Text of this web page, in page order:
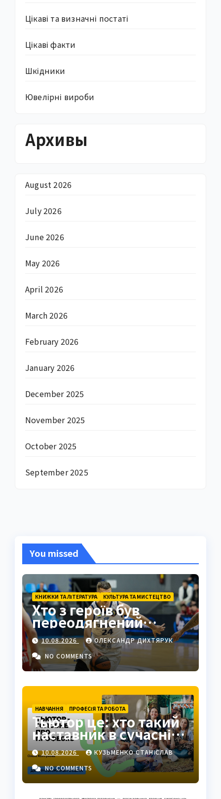
Цікаві та визначні постаті
Цікаві факти
Шкідники
Ювелірні вироби
Архивы
August 2026
July 2026
June 2026
May 2026
April 2026
March 2026
February 2026
January 2026
December 2025
November 2025
October 2025
September 2025
You missed
КНИЖКИ ТА ЛІТЕРАТУРА КУЛЬТУРА ТА МИСТЕЦТВО
Хто з героїв був
переодягнений
турком? Клеонт у
комедії Мольєра
10.08.2026
ОЛЕКСАНДР ДИХТЯРУК
NO COMMENTS
НАВЧАННЯ ПРОФЕСІЯ ТА РОБОТА
Тьютор це: хто такий
наставник в сучасній
освіті
10.08.2026
КУЗЬМЕНКО СТАНІСЛАВ
NO COMMENTS